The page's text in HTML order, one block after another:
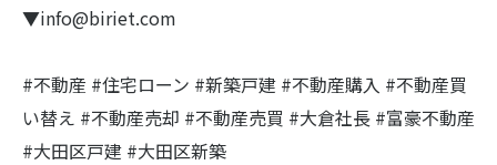
▼info@biriet.com
#不動産 #住宅ローン #新築戸建 #不動産購入 #不動産買
い替え #不動産売却 #不動産売買 #大倉社長 #富豪不動産
#大田区戸建 #大田区新築